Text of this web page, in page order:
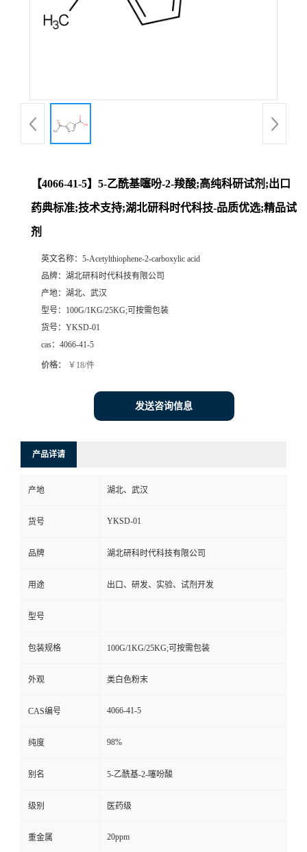
【4066-41-5】5-乙酰基噻吩-2-羧酸;高纯科研试剂;出口
药典标准;技术支持;湖北研科时代科技-品质优选;精品试
剂
英文名称： 5-Acetylthiophene-2-carboxylic acid
品牌： 湖北研科时代科技有限公司
产地： 湖北、武汉
型号： 100G/1KG/25KG;可按需包装
货号： YKSD-01
cas： 4066-41-5
价格： ￥18/件
发送咨询信息
产品详请
产地 湖北、武汉
货号 YKSD-01
品牌 湖北研科时代科技有限公司
用途 出口、研发、实验、试剂开发
型号
包装规格 100G/1KG/25KG;可按需包装
外观 类白色粉末
CAS编号 4066-41-5
纯度 98%
别名 5-乙酰基-2-噻吩酸
级别 医药级
重金属 20ppm